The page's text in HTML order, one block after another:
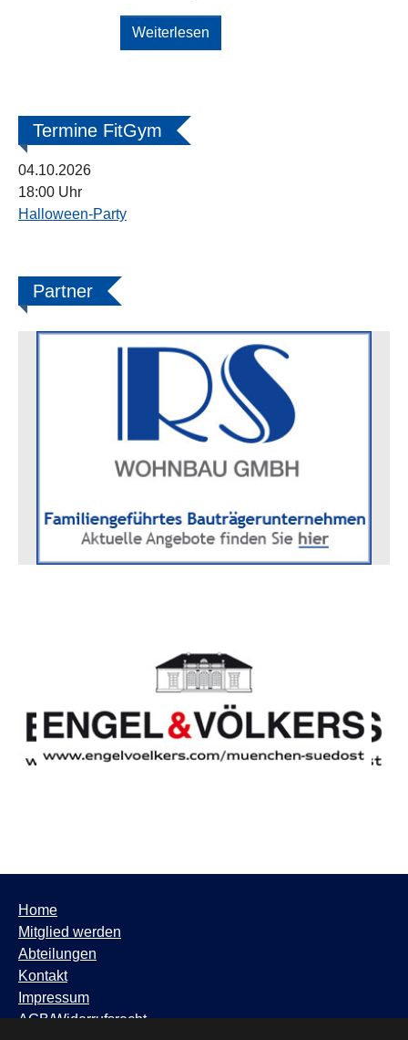
Weiterlesen
Termine FitGym
04.10.2026
18:00 Uhr
Halloween-Party
Partner
Home
Mitglied werden
Abteilungen
Kontakt
Impressum
AGB/Widerrufsrecht